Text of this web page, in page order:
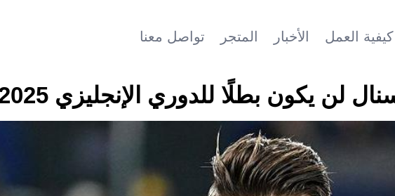
كيفية العمل الأخبار المتجر تواصل معنا
يكون بطلًا للدوري الإنجليزي 2025-26